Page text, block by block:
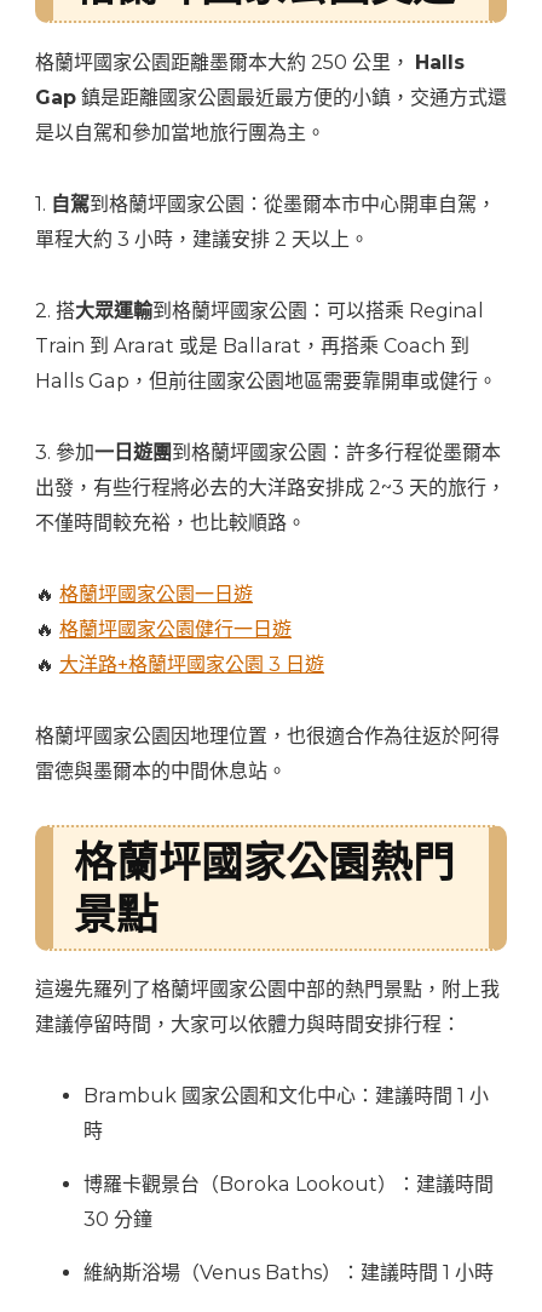
格蘭坪國家公園距離墨爾本大約 250 公里， Halls
Gap 鎮是距離國家公園最近最方便的小鎮，交通方式還
是以自駕和參加當地旅行團為主。
1. 自駕到格蘭坪國家公園：從墨爾本市中心開車自駕，
單程大約 3 小時，建議安排 2 天以上。
2. 搭大眾運輸到格蘭坪國家公園：可以搭乘 Reginal
Train 到 Ararat 或是 Ballarat，再搭乘 Coach 到
Halls Gap，但前往國家公園地區需要靠開車或健行。
3. 參加一日遊團到格蘭坪國家公園：許多行程從墨爾本
出發，有些行程將必去的大洋路安排成 2~3 天的旅行，
不僅時間較充裕，也比較順路。
🔥 格蘭坪國家公園一日遊
🔥 格蘭坪國家公園健行一日遊
🔥 大洋路+格蘭坪國家公園 3 日遊
格蘭坪國家公園因地理位置，也很適合作為往返於阿得
雷德與墨爾本的中間休息站。
格蘭坪國家公園熱門
景點
這邊先羅列了格蘭坪國家公園中部的熱門景點，附上我
建議停留時間，大家可以依體力與時間安排行程：
Brambuk 國家公園和文化中心：建議時間 1 小
時
博羅卡觀景台（Boroka Lookout）：建議時間
30 分鐘
維納斯浴場（Venus Baths）：建議時間 1 小時